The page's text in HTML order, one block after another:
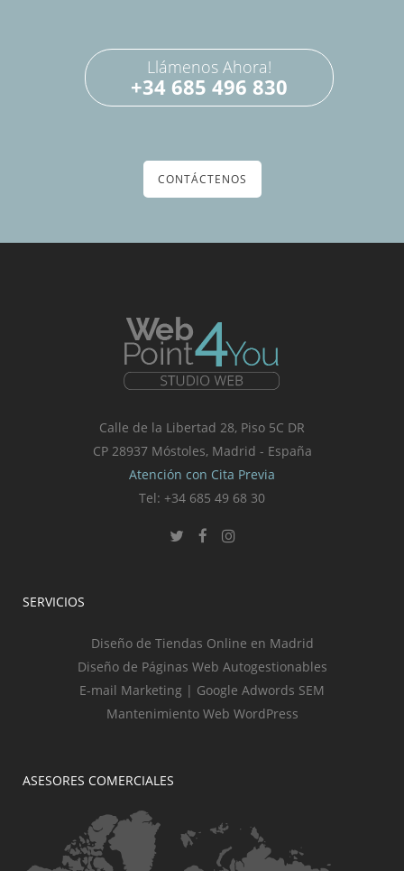
Llámenos Ahora!
+34 685 496 830
CONTÁCTENOS
Calle de la Libertad 28, Piso 5C DR
CP 28937 Móstoles, Madrid - España
Atención con Cita Previa
Tel: +34 685 49 68 30
SERVICIOS
Diseño de Tiendas Online en Madrid
Diseño de Páginas Web Autogestionables
E-mail Marketing | Google Adwords SEM
Mantenimiento Web WordPress
ASESORES COMERCIALES